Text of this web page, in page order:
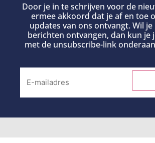
Door je in te schrijven voor de
ermee akkoord dat je af en toe
updates van ons ontvangt. Wil
berichten ontvangen, dan kun je
met de unsubscribe-link